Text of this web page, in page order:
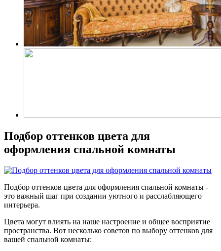
Подбор оттенков цвета для
оформления спальной комнаты
Подбор оттенков цвета для оформления спальной комнаты -
это важный шаг при создании уютного и расслабляющего
интерьера.
Цвета могут влиять на наше настроение и общее восприятие
пространства. Вот несколько советов по выбору оттенков для
вашей спальной комнаты: